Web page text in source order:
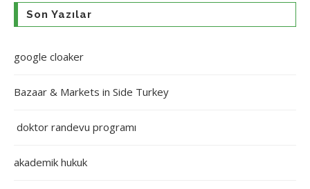
Son Yazılar
google cloaker
Bazaar & Markets in Side Turkey
doktor randevu programı
akademik hukuk